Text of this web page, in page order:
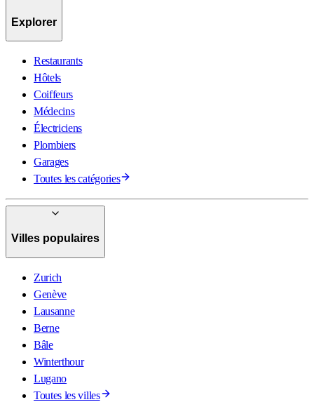
Explorer
Restaurants
Hôtels
Coiffeurs
Médecins
Électriciens
Plombiers
Garages
Toutes les catégories
Villes populaires
Zurich
Genève
Lausanne
Berne
Bâle
Winterthour
Lugano
Toutes les villes